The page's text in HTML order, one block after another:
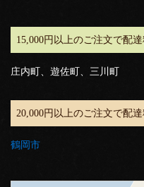
15,000円以上のご注文で配
庄内町、遊佐町、三川町
20,000円以上のご注文で配
鶴岡市